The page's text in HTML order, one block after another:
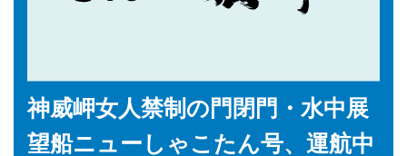
神威岬女人禁制の門閉門・水中展
望船ニューしゃこたん号、運航中